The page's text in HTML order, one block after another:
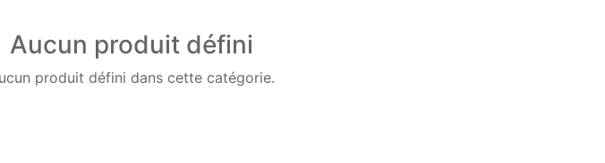
Aucun produit défini
produit défini dans cette catégorie.